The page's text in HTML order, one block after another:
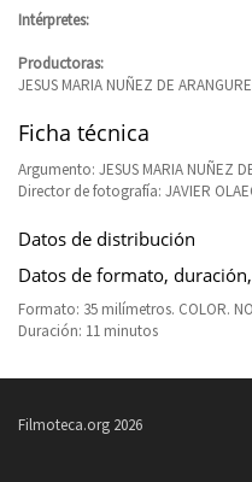
Intérpretes:
Productoras:
JESUS MARIA NUÑEZ DE
Ficha técnica
Argumento: JESUS MARIA NUÑEZ
Director de fotografía: JAVIER
Datos de distribución
Datos de formato,
Formato: 35 milímetros. COLOR.
Duración: 11 minutos
Filmoteca.org 2026